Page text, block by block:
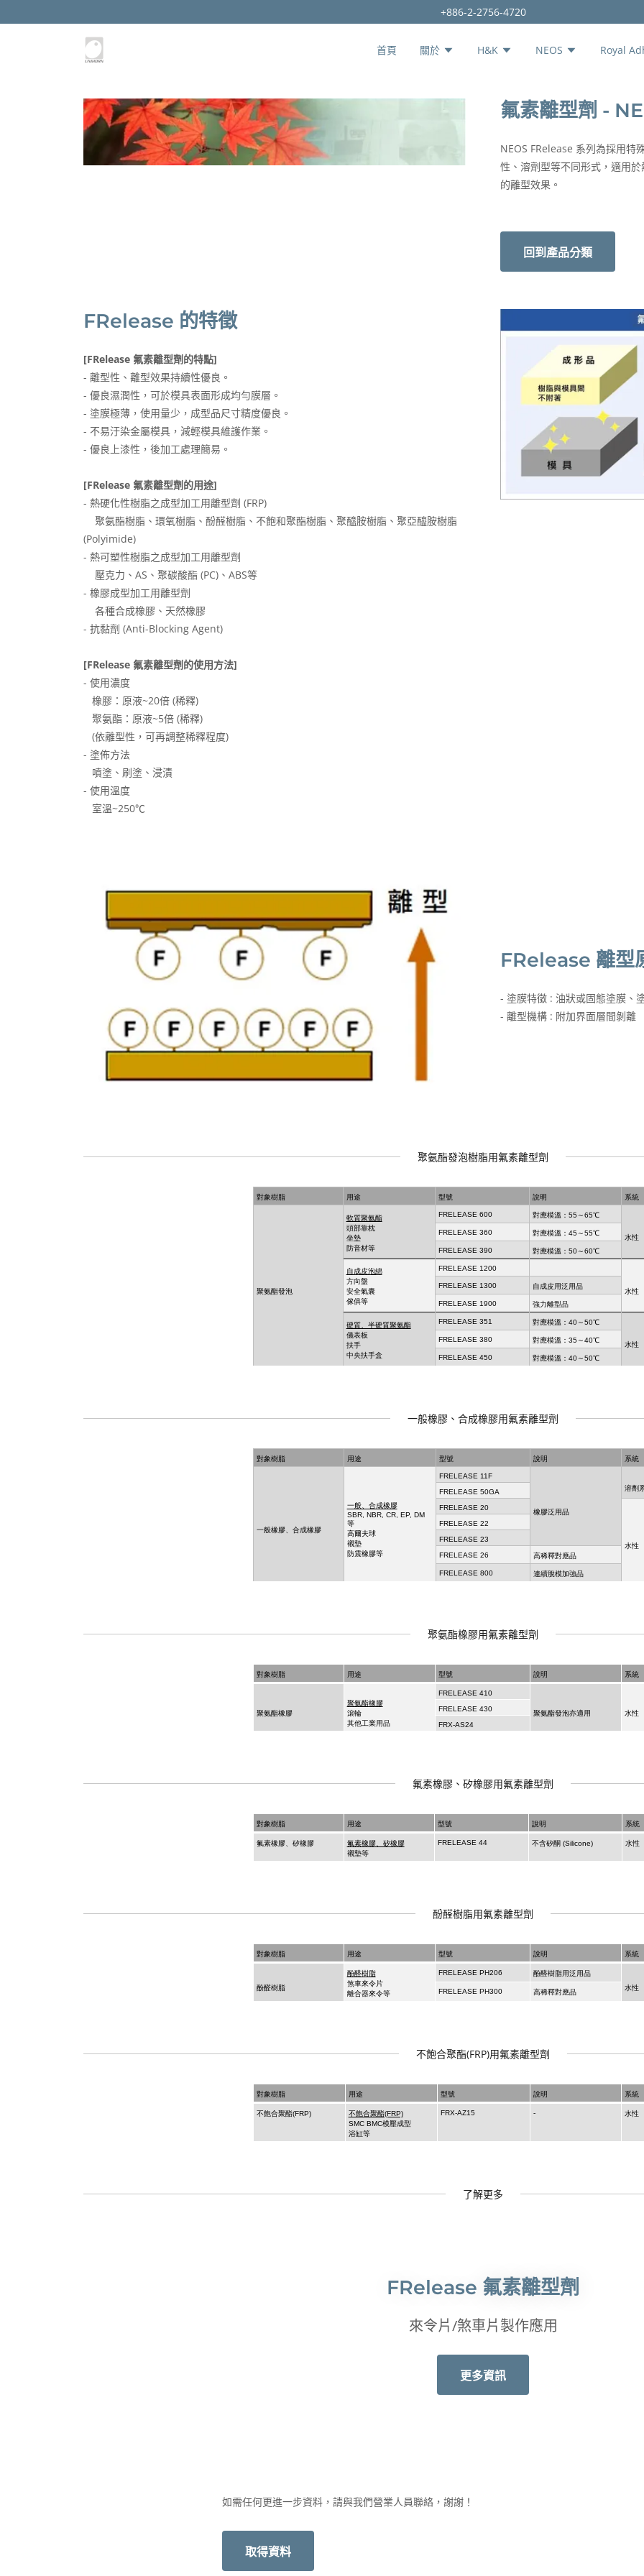
+886-2-2756-4720
首頁 關於 H&K NEOS Royal
氟素離型劑 -
NEOS FRelease 系列為採用特
性、溶劑型等不同形式，適用
的離型效果。
回到產品分類
FRelease 的特徵
[FRelease 氟素離型劑的特點]
- 離型性、離型效果持續性優良。
- 優良濕潤性，可於模具表面形成均勻膜層。
- 塗膜極薄，使用量少，成型品尺寸精度優良。
- 不易汙染金屬模具，減輕模具維護作業。
- 優良上漆性，後加工處理簡易。
[FRelease 氟素離型劑的用途]
- 熱硬化性樹脂之成型加工用離型劑 (FRP)
聚氨酯樹脂、環氧樹脂、酚醛樹脂、不飽和聚酯樹脂、聚醯胺樹脂、聚亞醯胺樹脂
(Polyimide)
- 熱可塑性樹脂之成型加工用離型劑
壓克力、AS、聚碳酸酯 (PC)、ABS等
- 橡膠成型加工用離型劑
各種合成橡膠、天然橡膠
- 抗黏劑 (Anti-Blocking Agent)
[FRelease 氟素離型劑的使用方法]
- 使用濃度
橡膠：原液~20倍 (稀釋)
聚氨酯：原液~5倍 (稀釋)
(依離型性，可再調整稀釋程度)
- 塗佈方法
噴塗、刷塗、浸漬
- 使用溫度
室溫~250℃
FRelease 離型
- 塗膜特徵 : 油狀或固態塗膜、
- 離型機構 : 附加界面層間剝離
聚氨酯發泡樹脂用氟素離型劑
一般橡膠、合成橡膠用氟素離型劑
聚氨酯橡膠用氟素離型劑
氟素橡膠、矽橡膠用氟素離型劑
酚醛樹脂用氟素離型劑
不飽合聚酯(FRP)用氟素離型劑
了解更多
FRelease 氟素離型劑
來令片/煞車片製作應用
更多資訊
如需任何更進一步資料，請與我們營業人員聯絡，謝謝！
取得資料